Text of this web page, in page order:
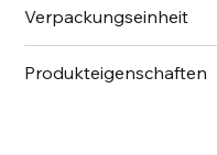
Verpackungseinheit
Produkteigenschaften